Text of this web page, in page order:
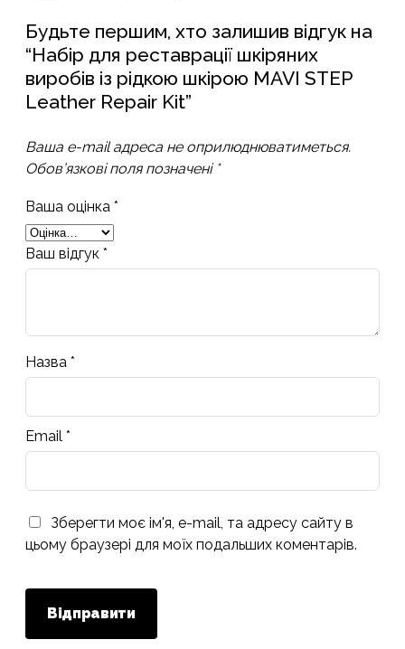
Будьте першим, хто залишив відгук на
“Набір для реставрації шкіряних
виробів із рідкою шкірою MAVI STEP
Leather Repair Kit”
Ваша e-mail адреса не оприлюднюватиметься.
Обов’язкові поля позначені *
Ваша оцінка *
Ваш відгук *
Назва *
Email *
Зберегти моє ім'я, e-mail, та адресу сайту в
цьому браузері для моїх подальших коментарів.